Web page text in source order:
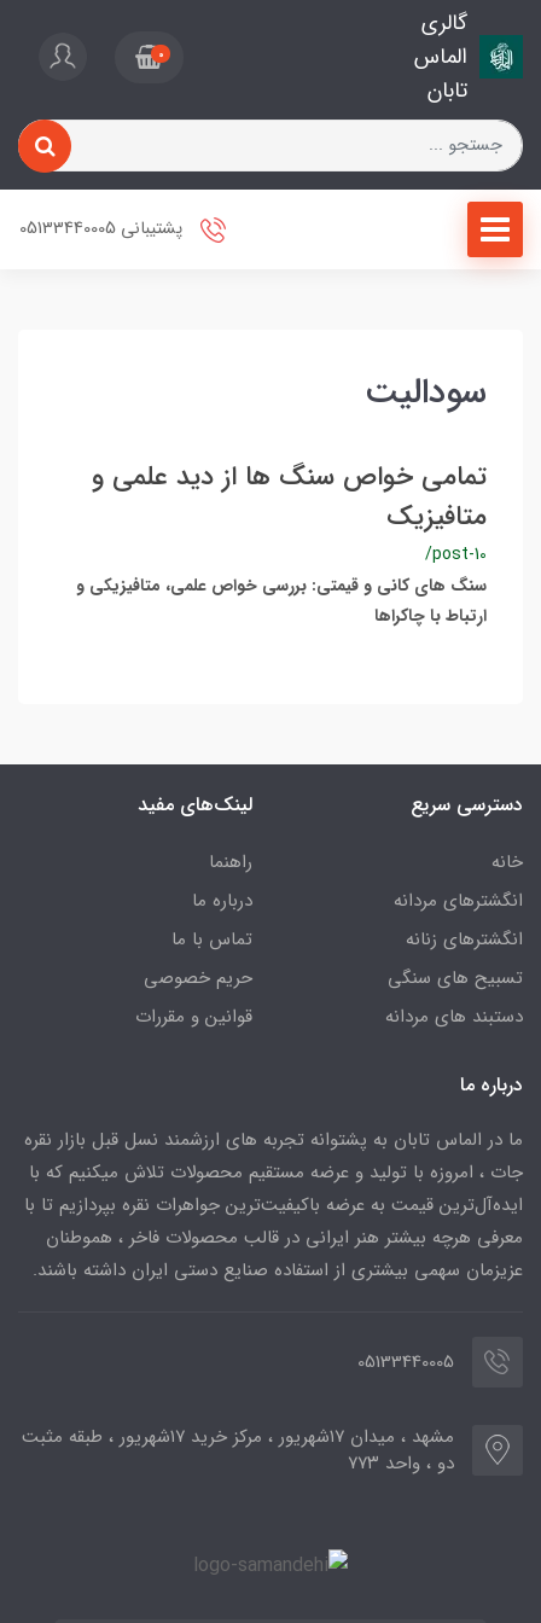
گالری
الماس
تابان
0
پشتیبانی 05133440005
سودالیت
تمامی خواص سنگ ها از دید علمی و
متافیزیک
/post-10
سنگ های کانی و قیمتی: بررسی خواص علمی، متافیزیکی و
ارتباط با چاکراها
دسترسی سریع
خانه
انگشترهای مردانه
انگشترهای زنانه
تسبیح های سنگی
دستبند های مردانه
لینک‌های مفید
راهنما
درباره ما
تماس با ما
حریم خصوصی
قوانین و مقررات
درباره ما
ما در الماس تابان به پشتوانه تجربه های ارزشمند نسل قبل بازار نقره
جات ، امروزه با تولید و عرضه مستقیم محصولات تلاش میکنیم که با
ایده‌آل‌ترین قیمت به عرضه باکیفیت‌ترین جواهرات نقره بپردازیم تا با
معرفی هرچه بیشتر هنر ایرانی در قالب محصولات فاخر ، هموطنان
عزیزمان سهمی بیشتری از استفاده صنایع دستی ایران داشته باشند.
05133440005
مشهد ، میدان ۱۷شهریور ، مرکز خرید ۱۷شهریور ، طبقه مثبت
دو ، واحد ۷۷۳